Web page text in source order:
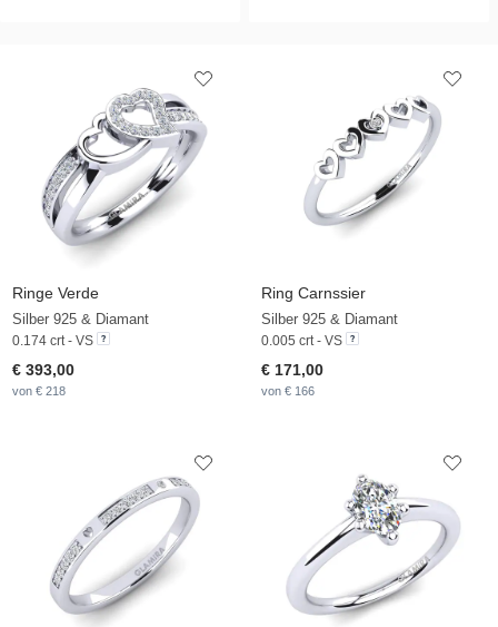
Ringe Verde
Silber 925 & Diamant
0.174 crt - VS
€ 393,00
von € 218
Ring Carnssier
Silber 925 & Diamant
0.005 crt - VS
€ 171,00
von € 166